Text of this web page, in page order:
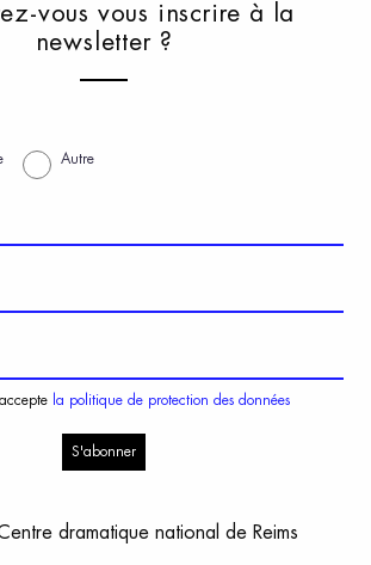
vous vous i nscrire à
a
newsletter ?
Autre
la politique de protection des données
S'abonner
dramatique national de Reims